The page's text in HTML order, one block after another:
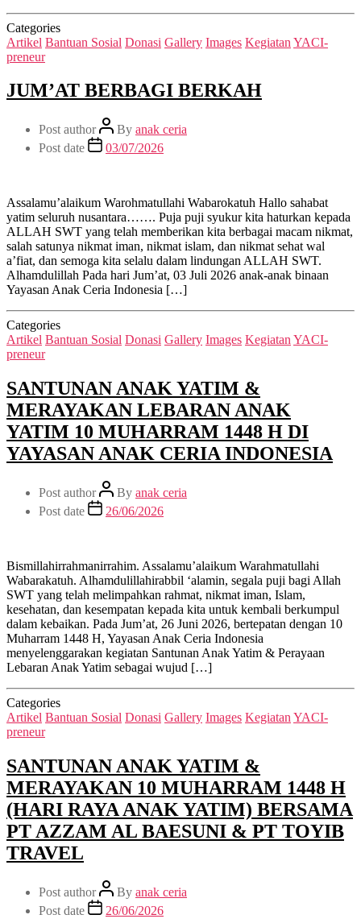
Categories
Artikel Bantuan Sosial Donasi Gallery Images Kegiatan YACI-
preneur
JUM’AT BERBAGI BERKAH
Post author By anak ceria
Post date
03/07/2026
Assalamu’alaikum Warohmatullahi Wabarokatuh Hallo sahabat
yatim seluruh nusantara……. Puja puji syukur kita haturkan kepada
ALLAH SWT yang telah memberikan kita berbagai macam nikmat,
salah satunya nikmat iman, nikmat islam, dan nikmat sehat wal
a’fiat, dan semoga kita selalu dalam lindungan ALLAH SWT.
Alhamdulillah Pada hari Jum’at, 03 Juli 2026 anak-anak binaan
Yayasan Anak Ceria Indonesia […]
Categories
Artikel Bantuan Sosial Donasi Gallery Images Kegiatan YACI-
preneur
SANTUNAN ANAK YATIM &
MERAYAKAN LEBARAN ANAK
YATIM 10 MUHARRAM 1448 H DI
YAYASAN ANAK CERIA INDONESIA
Post author By anak ceria
Post date
26/06/2026
Bismillahirrahmanirrahim. Assalamu’alaikum Warahmatullahi
Wabarakatuh. Alhamdulillahirabbil ‘alamin, segala puji bagi Allah
SWT yang telah melimpahkan rahmat, nikmat iman, Islam,
kesehatan, dan kesempatan kepada kita untuk kembali berkumpul
dalam kebaikan. Pada Jum’at, 26 Juni 2026, bertepatan dengan 10
Muharram 1448 H, Yayasan Anak Ceria Indonesia
menyelenggarakan kegiatan Santunan Anak Yatim & Perayaan
Lebaran Anak Yatim sebagai wujud […]
Categories
Artikel Bantuan Sosial Donasi Gallery Images Kegiatan YACI-
preneur
SANTUNAN ANAK YATIM &
MERAYAKAN 10 MUHARRAM 1448 H
(HARI RAYA ANAK YATIM) BERSAMA
PT AZZAM AL BAESUNI & PT TOYIB
TRAVEL
Post author By anak ceria
Post date
26/06/2026